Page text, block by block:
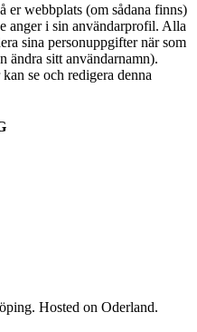
er webbplats (om sådana finns)
anger i sin användarprofil. Alla
sina personuppgifter när som
ändra sitt användarnamn).
se och redigera denna
Hosted on Oderland.